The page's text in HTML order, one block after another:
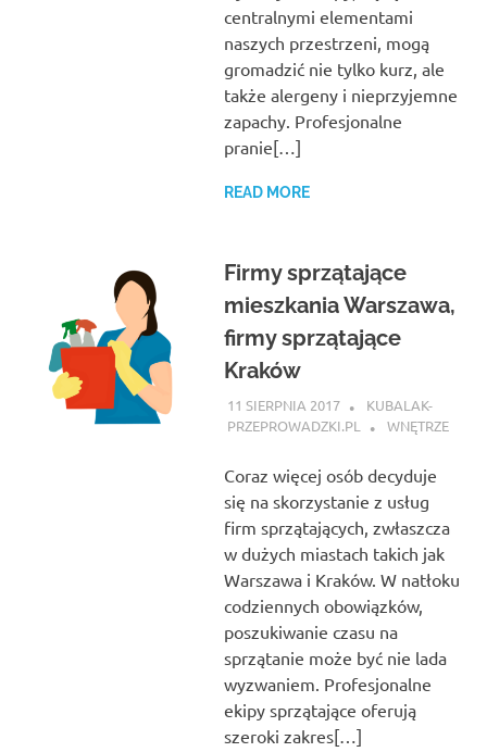
centralnymi elementami
naszych przestrzeni, mogą
gromadzić nie tylko kurz, ale
także alergeny i nieprzyjemne
zapachy. Profesjonalne
pranie[…]
READ MORE
Firmy sprzątające
mieszkania Warszawa,
firmy sprzątające
Kraków
11 SIERPNIA 2017
KUBALAK-
PRZEPROWADZKI.PL
WNĘTRZE
Coraz więcej osób decyduje
się na skorzystanie z usług
firm sprzątających, zwłaszcza
w dużych miastach takich jak
Warszawa i Kraków. W natłoku
codziennych obowiązków,
poszukiwanie czasu na
sprzątanie może być nie lada
wyzwaniem. Profesjonalne
ekipy sprzątające oferują
szeroki zakres[…]